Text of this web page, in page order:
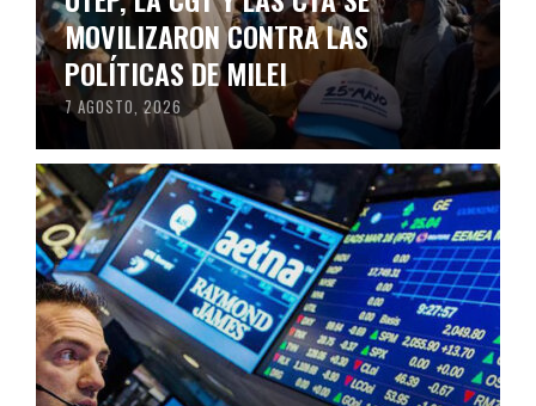
MOVILIZARON CONTRA LAS
POLÍTICAS DE MILEI
7 AGOSTO, 2026